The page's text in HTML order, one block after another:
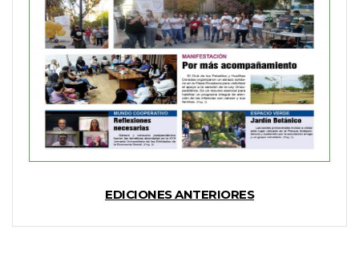
EDICIONES ANTERIORES